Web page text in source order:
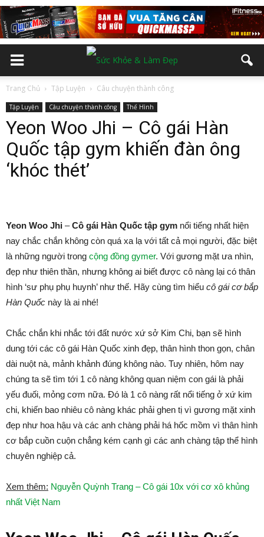
Trang Chủ Tập Luyện Câu chuyện thành công
Tập Luyện Câu chuyện thành công Thể Hình
Yeon Woo Jhi – Cô gái Hàn
Quốc tập gym khiến đàn ông
‘khóc thét’
Yeon Woo Jhi –Cô gái Hàn Quốc tập gym nổi tiếng nhất hiện
nay chắc chắn không còn quá xa lạ với tất cả mọi người, đặc biệt
là những người trong cộng đồng gymer. Với gương mặt ưa nhìn,
đẹp như thiên thần, nhưng không ai biết được cô nàng lại có thân
hình ‘sư phụ phụ huynh’ như thế. Hãy cùng tìm hiểu cô gái cơ bắp
Hàn Quốc này là ai nhé!
Chắc chắn khi nhắc tới đất nước xứ sở Kim Chi, bạn sẽ hình
dung tới các cô gái Hàn Quốc xinh đẹp, thân hình thon gọn, chân
dài nuột nà, mảnh khảnh đúng không nào. Tuy nhiên, hôm nay
chúng ta sẽ tìm tới 1 cô nàng không quan niệm con gái là phải
yếu đuối, mỏng cơm nữa. Đó là 1 cô nàng rất nổi tiếng ở xứ kim
chi, khiến bao nhiêu cô nàng khác phải ghen tị vì gương mặt xinh
đẹp như hoa hậu và các anh chàng phải há hốc mồm vì thân hình
cơ bắp cuồn cuộn chẳng kém cạnh gì các anh chàng tập thể hình
chuyên nghiệp cả.
Xem thêm: Nguyễn Quỳnh Trang – Cô gái 10x với cơ xô khủng
nhất Việt Nam